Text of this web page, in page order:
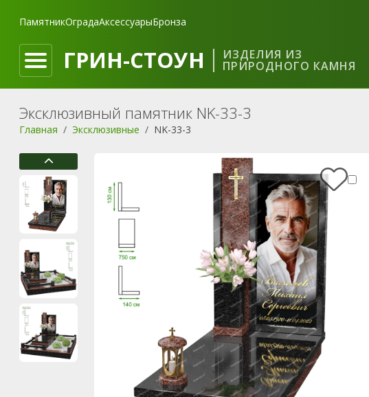
ПамятникОградаАксессуарыБронза
ГРИН-СТОУН ИЗДЕЛИЯ ИЗ
ПРИРОДНОГО КАМНЯ
Эксклюзивный памятник NK-33-3
Главная Эксклюзивные NK-33-3